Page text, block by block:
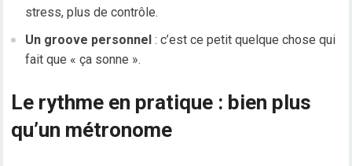
stress, plus de contrôle.
Un groove personnel : c’est ce petit quelque chose qui
fait que « ça sonne ».
Le rythme en pratique : bien plus
qu’un métronome